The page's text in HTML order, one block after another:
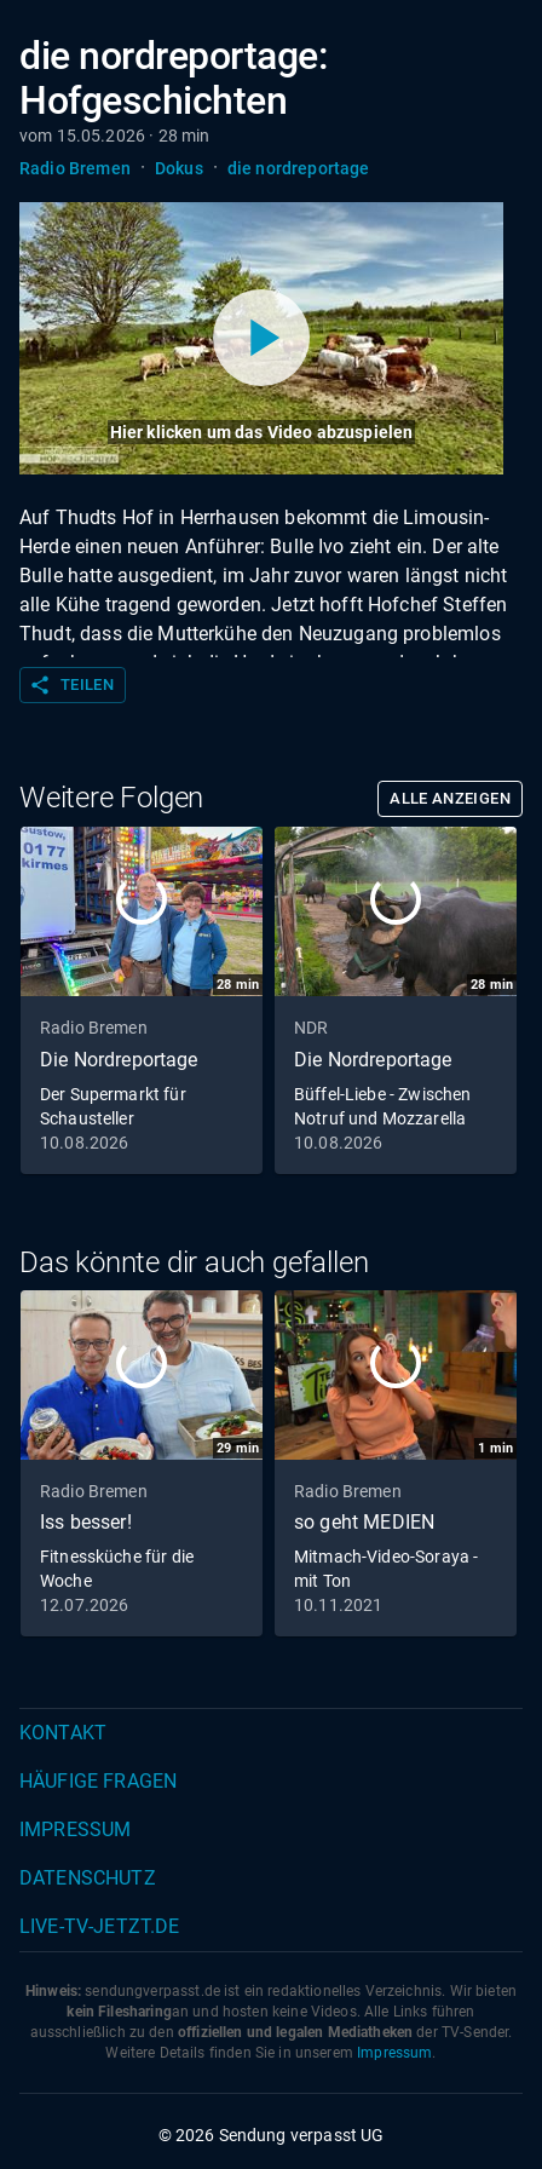
die nordreportage:
Hofgeschichten
vom 15.05.2026 · 28 min
Radio Bremen
· Dokus · die nordreportage
Hier klicken um das Video abzuspielen
Auf Thudts Hof in Herrhausen bekommt die Limousin-
Herde einen neuen Anführer: Bulle Ivo zieht ein. Der alte
Bulle hatte ausgedient, im Jahr zuvor waren längst nicht
alle Kühe tragend geworden. Jetzt hofft Hofchef Steffen
Thudt, dass die Mutterkühe den Neuzugang problemlos
aufnehmen und sich die Herde im kommenden Jahr
wieder deutlich vergrößert. Auf dem Geflügelhof von
share TEILEN
Weitere Folgen ALLE ANZEIGEN
28 min
Radio Bremen
Die Nordreportage
Der Supermarkt für
Schausteller
10.08.2026
28 min
NDR
Die Nordreportage
Büffel-Liebe - Zwischen
Notruf und Mozzarella
10.08.2026
Das könnte dir auch gefallen
29min
Radio Bremen
Iss besser!
Fitnessküche für die
Woche
12.07.2026
1 min
Radio Bremen
so geht MEDIEN
Mitmach-Video-Soraya -
mit Ton
10.11.2021
KONTAKT
HÄUFIGE FRAGEN
IMPRESSUM
DATENSCHUTZ
LIVE-TV-JETZT.DE
Hinweis: sendungverpasst.de ist ein redaktionelles Verzeichnis. Wir bieten
kein Filesharingan und hosten keine Videos. Alle Links führen
ausschließlich zu den offiziellen und legalen Mediatheken der TV-Sender.
Weitere Details finden Sie in unserem Impressum.
© 2026 Sendung verpasst UG